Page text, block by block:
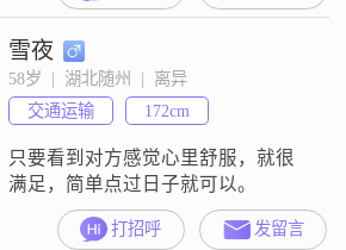
雪夜
58岁  |  湖北随州  |  离异
交通运输
172cm
只要看到对方感觉心里舒服，就很
满足，简单点过日子就可以。
打招呼 发留言